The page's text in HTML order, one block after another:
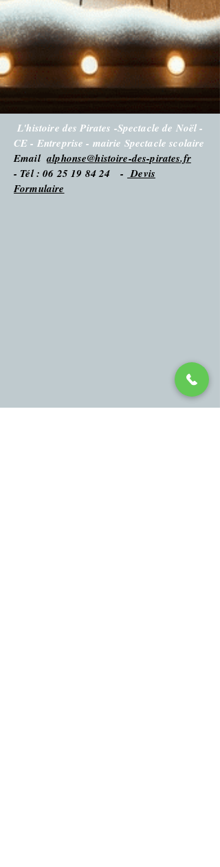
L'histoire des Pirates -Spectacle de Noël -
CE - Entreprise - mairie Spectacle scolaire
Emailalphonse@histoire-des-pirates.fr
- Tél : 06 25 19 84 24 - Devis
Formulaire